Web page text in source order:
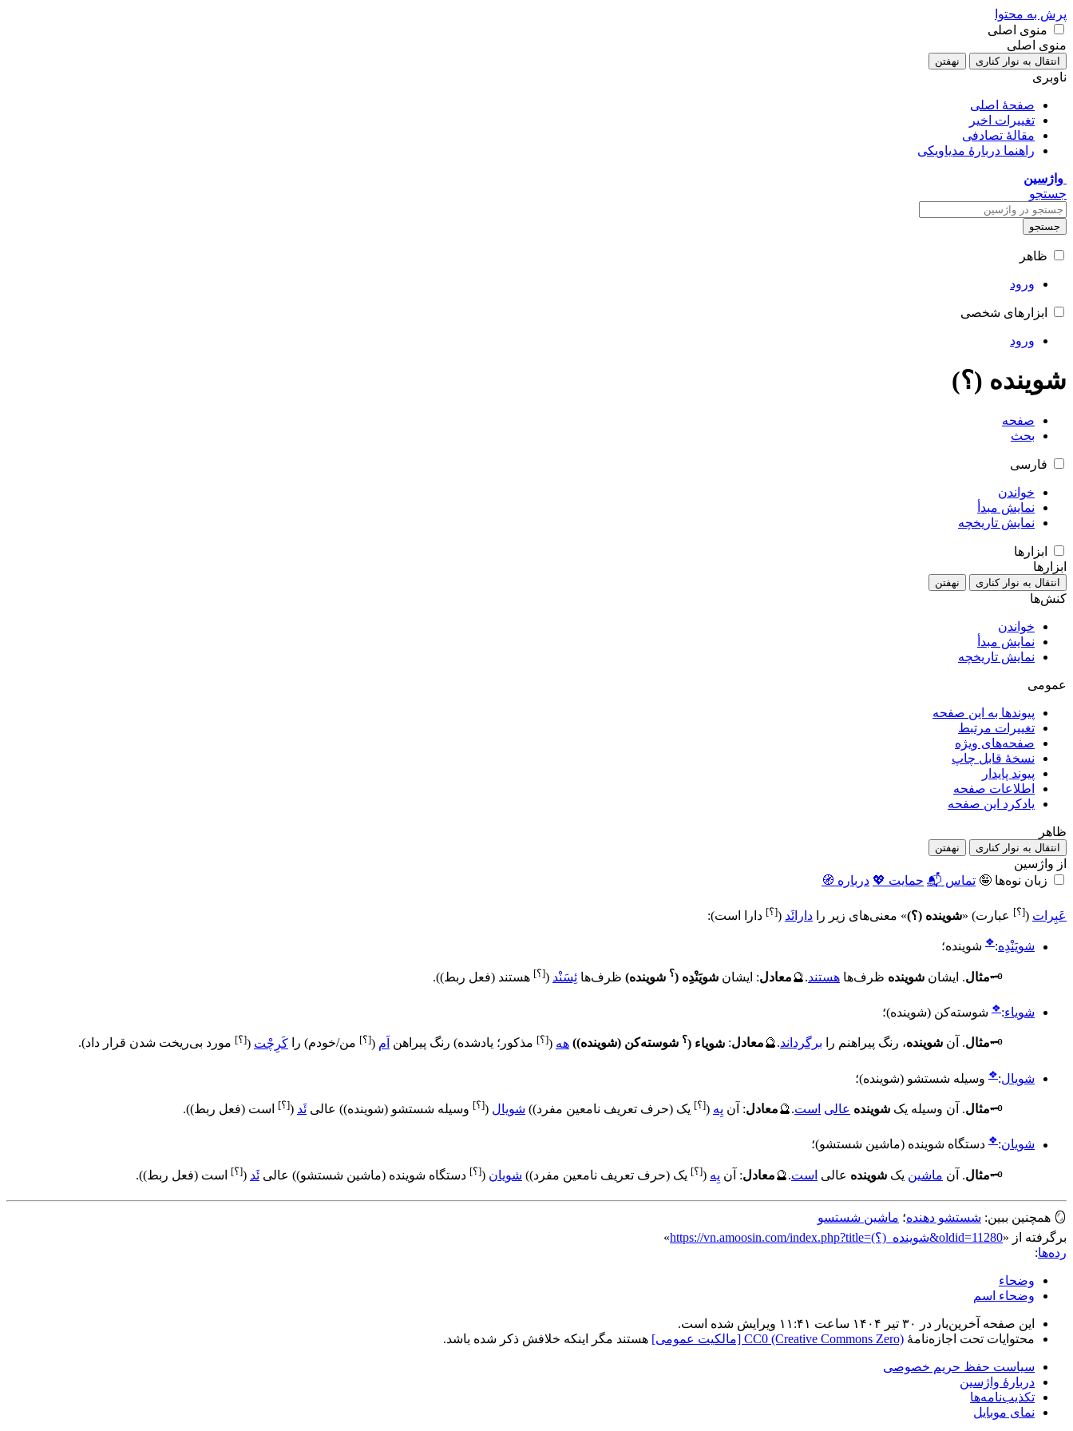
پرش به محتوا
منوی اصلی
منوی اصلی
انتقال به نوار کناری نهفتن
ناوبری
صفحهٔ اصلی
تغییرات اخیر
مقالهٔ تصادفی
راهنما دربارهٔ مدیاویکی
واژسین
جستجو
جستجو
ظاهر
ورود
ابزارهای شخصی
ورود
شوینده (؟)
صفحه
بحث
فارسی
خواندن
نمایش مبدأ
نمایش تاریخچه
ابزارها
ابزارها
انتقال به نوار کناری نهفتن
کنش‌ها
خواندن
نمایش مبدأ
نمایش تاریخچه
عمومی
پیوندها به این صفحه
تغییرات مرتبط
صفحه‌های ویژه
نسخهٔ قابل چاپ
پیوند پایدار
اطلاعات صفحه
یادکرد این صفحه
ظاهر
انتقال به نوار کناری نهفتن
از واژسین
زبان نوه‌ها 🤪 تماس 📬 حمایت 💖 درباره 🧭
عَبِرات ([؟] عبارت)
«شوینده (؟)» معنی‌های زیر را دارائَد ([؟] دارا است)
:
شویَنْدِه:
❖ شوینده؛
🗝️مثال. ایشان شوینده ظرف‌ها هستند.
🔮معادل: ایشان شویَنْدِه (؟ شوینده) ظرف‌ها ئِسَنْد ([؟] هستند (فعل ربط))
.
شویاء:
❖ شوسته‌کن (شوینده)؛
🗝️مثال. آن شوینده، رنگ پیراهنم را برگرداند.
🔮معادل: شویاء (؟ شوسته‌کن (شوینده)) هه ([؟] مذکور؛ یادشده) رنگ پیراهن اَم ([؟] من/خودم) را کَرِچْت ([؟] مورد بی‌ریخت شدن قرار داد)
.
شویال:
❖ وسیله شستشو (شوینده)؛
🗝️مثال. آن وسیله یک شوینده عالی است.
🔮معادل: آن یِه ([؟] یک (حرف تعریف نامعین مفرد)) شویال ([؟] وسیله شستشو (شوینده)) عالیئَد ([؟] است (فعل ربط))
.
شویان:
❖ دستگاه شوینده (ماشین شستشو)؛
🗝️مثال. آن ماشین یک شوینده عالی است.
🔮معادل: آن یِه ([؟] یک (حرف تعریف نامعین مفرد)) شویان ([؟] دستگاه شوینده (ماشین شستشو)) عالیئَد ([؟] است (فعل ربط))
.
🪞 همچنین ببین: شستشو دهنده؛ ماشین شستسو
برگرفته از «https://vn.amoosin.com/index.php?title=شوینده_(؟)&oldid=11280
»
رده‌ها:
وضحاء
وضحاء اسم
این صفحه آخرین‌بار در ‏۳۰ تیر ۱۴۰۴ ساعت ‏۱۱:۴۱ ویرایش شده است.
محتوایات تحت اجازه‌نامهٔ CC0 (Creative Commons Zero) [مالکیت عمومی] هستند مگر اینکه خلافش ذکر شده باشد.
سیاست حفظ حریم خصوصی
دربارهٔ واژسین
تکذیب‌نامه‌ها
نمای موبایل